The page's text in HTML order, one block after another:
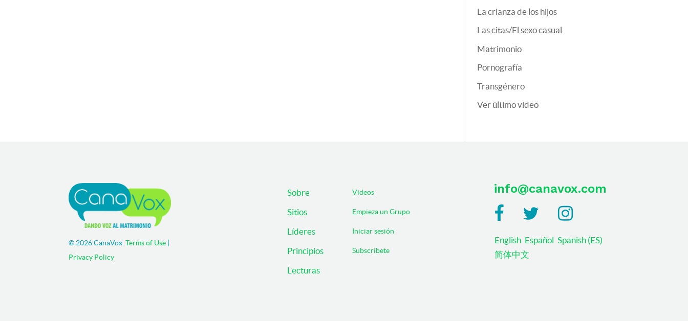
La crianza de los hijos
Las citas/El sexo casual
Matrimonio
Pornografía
Transgénero
Ver último vídeo
©2026 CanaVox.Terms of Use
Privacy Policy
Sobre
Sitios
Líderes
Principios
Lecturas
Videos
Empieza un Grupo
Iniciar sesión
Subscríbete
info@canavox.com
English Español Spanish (ES)
简体中文